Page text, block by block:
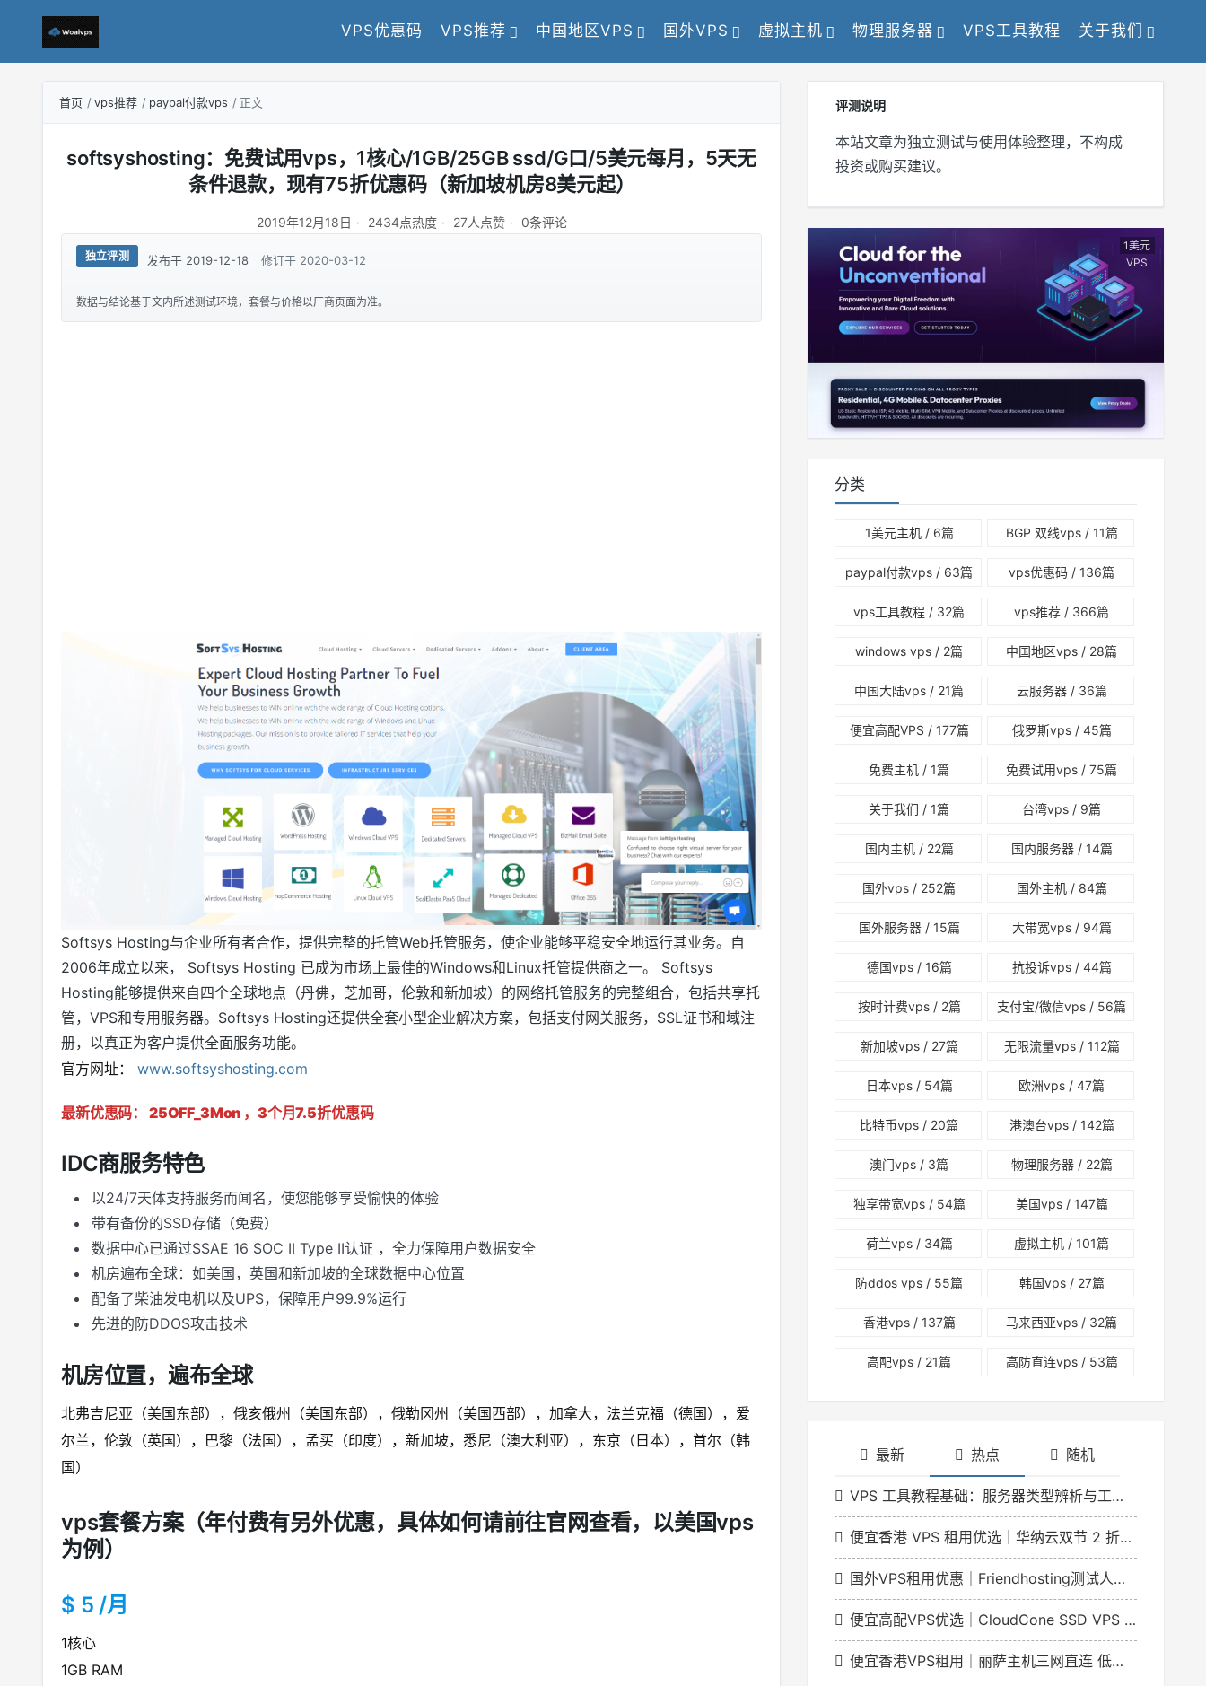
VPS优惠码 VPS推荐 中国地区VPS 国外VPS 虚拟主机 物理服务器 VPS工具教程 关于我们
首页 vps推荐 paypal付款vps 正文
softsyshosting：免费试用vps，1核心/1GB/25GB ssd/G口/5美元每月，5天无
条件退款，现有75折优惠码（新加坡机房8美元起）
2019年12月18日 2434点热度 27人点赞 0条评论
独立评测 发布于 2019-12-18 修订于 2020-03-12
数据与结论基于文内所述测试环境，套餐与价格以厂商页面为准。
Softsys Hosting与企业所有者合作，提供完整的托管Web托管服务，使企业能够平稳安全地运行其业务。自
2006年成立以来， Softsys Hosting 已成为市场上最佳的Windows和Linux托管提供商之一。 Softsys
Hosting能够提供来自四个全球地点（丹佛，芝加哥，伦敦和新加坡）的网络托管服务的完整组合，包括共享托
管，VPS和专用服务器。Softsys Hosting还提供全套小型企业解决方案，包括支付网关服务，SSL证书和域注
册，以真正为客户提供全面服务功能。
官方网址： www.softsyshosting.com
最新优惠码： 25OFF_3Mon ，3个月7.5折优惠码
IDC商服务特色
以24/7天体支持服务而闻名，使您能够享受愉快的体验
带有备份的SSD存储（免费）
数据中心已通过SSAE 16 SOC II Type II认证 ，全力保障用户数据安全
机房遍布全球：如美国，英国和新加坡的全球数据中心位置
配备了柴油发电机以及UPS，保障用户99.9%运行
先进的防DDOS攻击技术
机房位置，遍布全球
北弗吉尼亚（美国东部），俄亥俄州（美国东部），俄勒冈州（美国西部），加拿大，法兰克福（德国），爱
尔兰，伦敦（英国），巴黎（法国），孟买（印度），新加坡，悉尼（澳大利亚），东京（日本），首尔（韩
国）
vps套餐方案（年付费有另外优惠，具体如何请前往官网查看，以美国vps
为例）
$ 5 /月
1核心
1GB RAM
评测说明
本站文章为独立测试与使用体验整理，不构成
投资或购买建议。
1美元
VPS
分类
1美元主机/ 6篇 BGP 双线vps/ 11篇
paypal付款vps / 63篇 vps优惠码 / 136篇
vps工具教程 / 32篇 vps推荐 / 366篇
windows vps / 2篇 中国地区vps / 28篇
中国大陆vps / 21篇 云服务器/ 36篇
便宜高配VPS / 177篇 俄罗斯vps/ 45篇
免费主机 / 1篇 免费试用vps / 75篇
关于我们 / 1篇 台湾vps / 9篇
国内主机/ 22篇 国内服务器/ 14篇
国外vps / 252篇 国外主机/ 84篇
国外服务器/ 15篇 大带宽vps/ 94篇
德国vps/ 16篇 抗投诉vps/ 44篇
按时计费vps/ 2篇 支付宝/微信vps / 56篇
新加坡vps/ 27篇 无限流量vps/ 112篇
日本vps/ 54篇 欧洲vps / 47篇
比特币vps / 20篇 港澳台vps/ 142篇
澳门vps / 3篇 物理服务器/ 22篇
独享带宽vps/ 54篇 美国vps/ 147篇
荷兰vps/ 34篇 虚拟主机 / 101篇
防ddos vps / 55篇 韩国vps/ 27篇
香港vps/ 137篇 马来西亚vps / 32篇
高配vps / 21篇 高防直连vps/ 53篇
最新 热点 随机
VPS 工具教程基础：服务器类型辨析与工具适配指南
便宜香港 VPS 租用优选｜华纳云双节 2 折特惠 香港云低至 166 元 / 月
国外VPS租用优惠｜Friendhosting测试人员日VDS最高5折
便宜高配VPS优选｜CloudCone SSD VPS 实例1GB起年付20美元洛杉矶节点
便宜香港VPS租用｜丽萨主机三网直连 低延迟解锁流媒体